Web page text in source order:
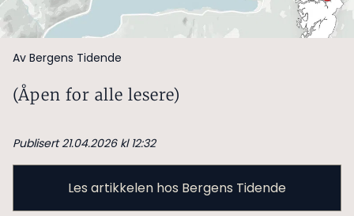
Av Bergens Tidende
(Åpen for alle lesere)
Publisert 21.04.2026 kl 12:32
Les artikkelen hos Bergens Tidende